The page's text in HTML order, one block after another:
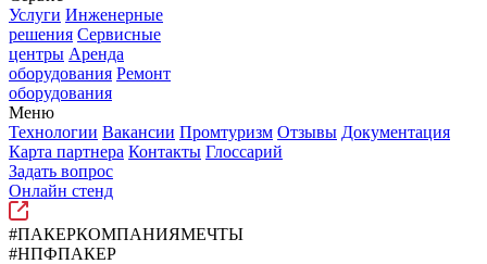
Услуги Инженерные
решения Сервисные
центры Аренда
оборудования Ремонт
оборудования
Меню
Технологии Вакансии Промтуризм Отзывы Документация
Карта партнера Контакты Глоссарий
Задать вопрос
Онлайн стенд
#ПАКЕРКОМПАНИЯМЕЧТЫ
#НПФПАКЕР